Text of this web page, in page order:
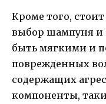
Кроме того,
выбор шампуня
быть мягкими и
поврежденных
содержащих
компоненты,